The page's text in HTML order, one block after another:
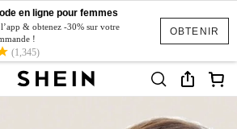
OBTENIR
en ligne pour femmes
& obtenez -30% sur votre
!
(1,345)